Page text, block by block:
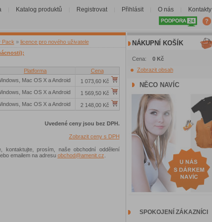
Katalog produktů Registrovat Přihlásit O nás Kontakty
Pack » licence pro nového uživatele
Platforma
Cena
Mac OS X a Android
1 073,60 Kč
Mac OS X a Android
1 569,50 Kč
Mac OS X a Android 2 148,00 Kč
Uvedené ceny jsou bez DPH.
Zobrazit ceny s DPH
prosím, naše obchodní oddělení
emailem na adresu obchod@amenit.cz
NÁKUPNÍ KOŠÍK
Cena: 0 Kč
Zobrazit obsah
NĚCO NAVÍC
SPOKOJENÍ ZÁKAZNÍCI